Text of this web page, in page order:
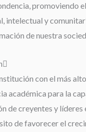
promoviendo
intelectual y
de nuestra
con el más
académica para la
de creyentes y líderes
de favorecer el